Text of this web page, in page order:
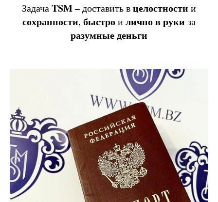
ЗадачаTSM– доставить вцелостности и
сохранности, быстроиличновруки за
разумныеденьги